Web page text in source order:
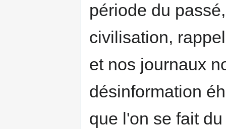
période du
civilisation,
et nos journaux
désinformation
que l'on se fait